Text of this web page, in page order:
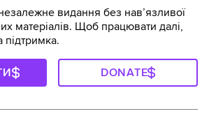
видання без навʼязливої
матеріалів. Щоб працювати далі,
підтримка.
DONATE